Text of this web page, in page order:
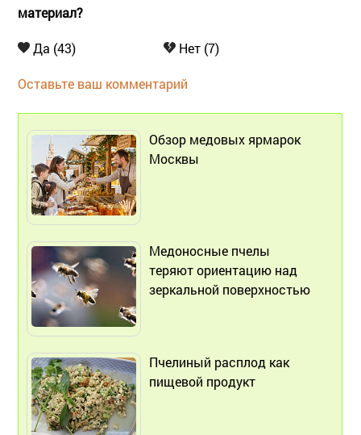
материал?
Да (43) Нет (7)
Оставьте ваш комментарий
Обзор медовых ярмарок
Москвы
Медоносные пчелы
теряют ориентацию над
зеркальной поверхностью
Пчелиный расплод как
пищевой продукт